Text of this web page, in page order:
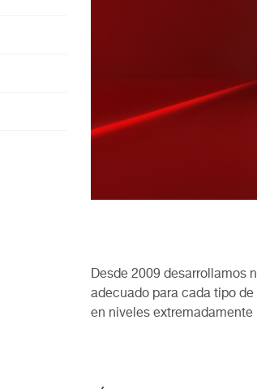
Desde 2009 desarrollamos
adecuado para cada tipo
en niveles